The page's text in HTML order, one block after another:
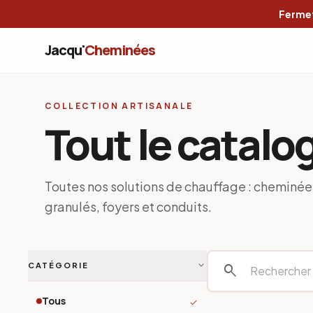
Jacqu'Cheminées
COLLECTION ARTISANALE
Tout le
Toutes nos solutions de chauffage :
granulés, foyers et conduits.
CATÉGORIE expand_more
Tous check
search